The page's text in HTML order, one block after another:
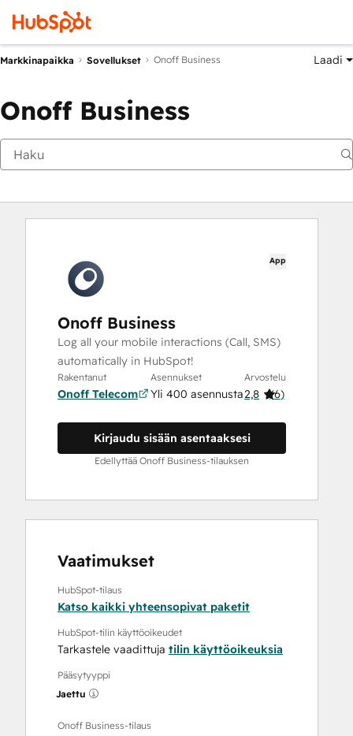
Markkinapaikka Sovellukset Onoff Business Laadi
Onoff Business
App
Onoff Business
Log all your mobile interactions (Call, SMS)
automatically in HubSpot!
Rakentanut
Onoff Telecom
Asennukset
Yli 400 asennusta
Arvostelu
2,8 (6)
Kirjaudu sisään asentaaksesi
Edellyttää Onoff Business-tilauksen
Vaatimukset
HubSpot-tilaus
Katso kaikki yhteensopivat paketit
HubSpot-tilin käyttöoikeudet
Tarkastele vaadittuja tilin käyttöoikeuksia
Pääsytyyppi
Jaettu
Onoff Business-tilaus